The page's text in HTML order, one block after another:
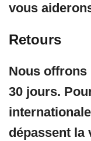
vous
Retours
Nous offrons
30 jours.
dépassent la